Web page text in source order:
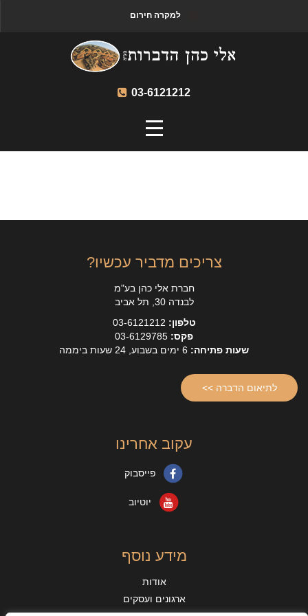
03-6121212
למקרה חירום
צריכים מדביר עכשיו?
חברת אלי כהן בע"מ
לבנדה 30, תל אביב
טלפון:
פקס:
שעות פתיחה:
לתיאום הדברה >>
עקוב אחרינו
פייסבוק
יוטיוב
מידע נוסף
אודות
ארגונים ועסקים